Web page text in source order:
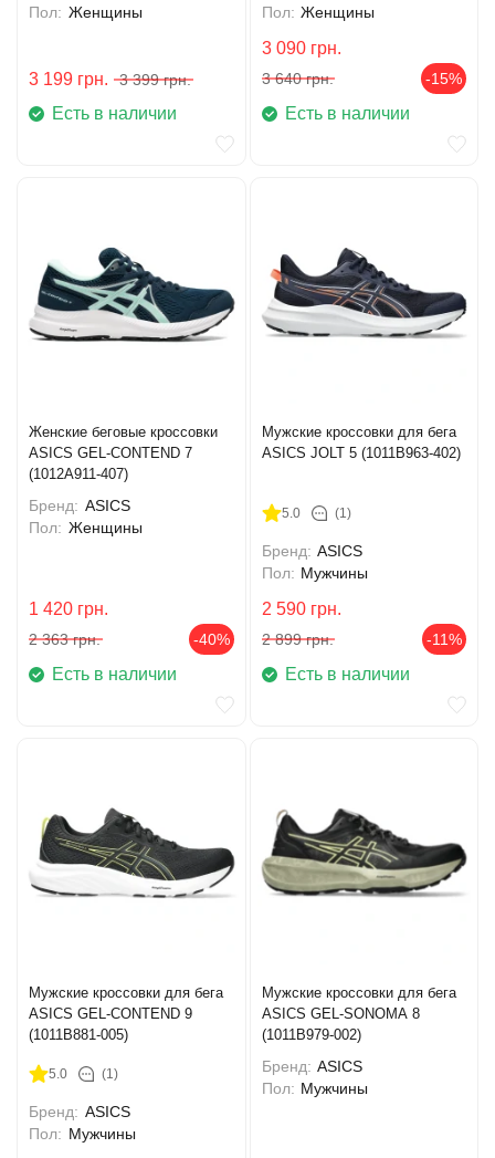
Пол: Женщины
3 199 грн. 3 399 грн.
Есть в наличии
Пол: Женщины
3 090 грн.
3 640 грн. -15%
Есть в наличии
Женские беговые кроссовки
ASICS GEL-CONTEND 7
(1012A911-407)
Бренд: ASICS
Пол: Женщины
1 420 грн.
2 363 грн. -40%
Есть в наличии
Мужские кроссовки для бега
ASICS JOLT 5 (1011B963-402)
5.0 (1)
Бренд: ASICS
Пол: Мужчины
2 590 грн.
2 899 грн. -11%
Есть в наличии
Мужские кроссовки для бега
ASICS GEL-CONTEND 9
(1011B881-005)
5.0 (1)
Бренд: ASICS
Пол: Мужчины
Мужские кроссовки для бега
ASICS GEL-SONOMA 8
(1011B979-002)
Бренд: ASICS
Пол: Мужчины